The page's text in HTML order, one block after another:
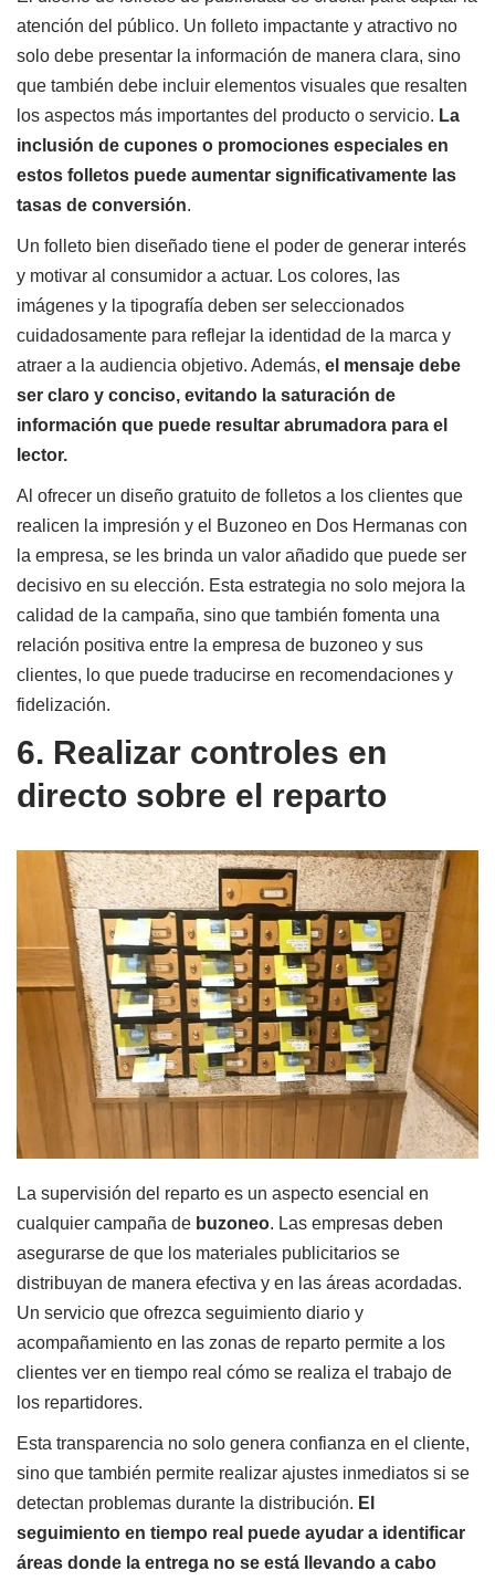
atención del público. Un folleto impactante y atractivo no
solo debe presentar la información de manera clara, sino
que también debe incluir elementos visuales que resalten
los aspectos más importantes del producto o servicio. La
inclusión de cupones o promociones especiales en
estos folletos puede aumentar significativamente las
tasas de conversión.
Un folleto bien diseñado tiene el poder de generar interés
y motivar al consumidor a actuar. Los colores, las
imágenes y la tipografía deben ser seleccionados
cuidadosamente para reflejar la identidad de la marca y
atraer a la audiencia objetivo. Además, el mensaje debe
ser claro y conciso, evitando la saturación de
información que puede resultar abrumadora para el
lector.
Al ofrecer un diseño gratuito de folletos a los clientes que
realicen la impresión y el Buzoneo en Dos Hermanas con
la empresa, se les brinda un valor añadido que puede ser
decisivo en su elección. Esta estrategia no solo mejora la
calidad de la campaña, sino que también fomenta una
relación positiva entre la empresa de buzoneo y sus
clientes, lo que puede traducirse en recomendaciones y
fidelización.
6. Realizar controles en
directo sobre el reparto
La supervisión del reparto es un aspecto esencial en
cualquier campaña de buzoneo. Las empresas deben
asegurarse de que los materiales publicitarios se
distribuyan de manera efectiva y en las áreas acordadas.
Un servicio que ofrezca seguimiento diario y
acompañamiento en las zonas de reparto permite a los
clientes ver en tiempo real cómo se realiza el trabajo de
los repartidores.
Esta transparencia no solo genera confianza en el cliente,
sino que también permite realizar ajustes inmediatos si se
detectan problemas durante la distribución. El
seguimiento en tiempo real puede ayudar a identificar
áreas donde la entrega no se está llevando a cabo